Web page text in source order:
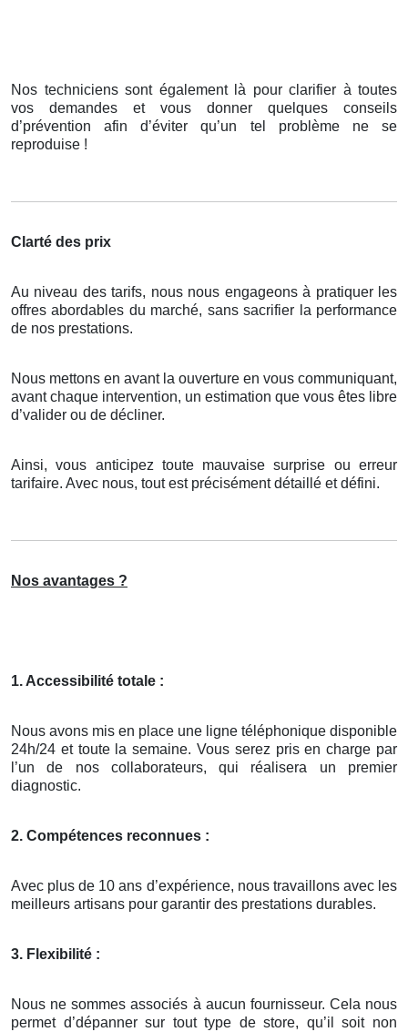
Nos techniciens sont également là pour clarifier à toutes
vos demandes et vous donner quelques conseils
d’prévention afin d’éviter qu’un tel problème ne se
reproduise !
Clarté des prix
Au niveau des tarifs, nous nous engageons à pratiquer les
offres abordables du marché, sans sacrifier la performance
de nos prestations.
Nous mettons en avant la ouverture en vous communiquant,
avant chaque intervention, un estimation que vous êtes libre
d’valider ou de décliner.
Ainsi, vous anticipez toute mauvaise surprise ou erreur
tarifaire. Avec nous, tout est précisément détaillé et défini.
Nos avantages ?
1. Accessibilité totale :
Nous avons mis en place une ligne téléphonique disponible
24h/24 et toute la semaine. Vous serez pris en charge par
l’un de nos collaborateurs, qui réalisera un premier
diagnostic.
2. Compétences reconnues :
Avec plus de 10 ans d’expérience, nous travaillons avec les
meilleurs artisans pour garantir des prestations durables.
3. Flexibilité :
Nous ne sommes associés à aucun fournisseur. Cela nous
permet d’dépanner sur tout type de store, qu’il soit non